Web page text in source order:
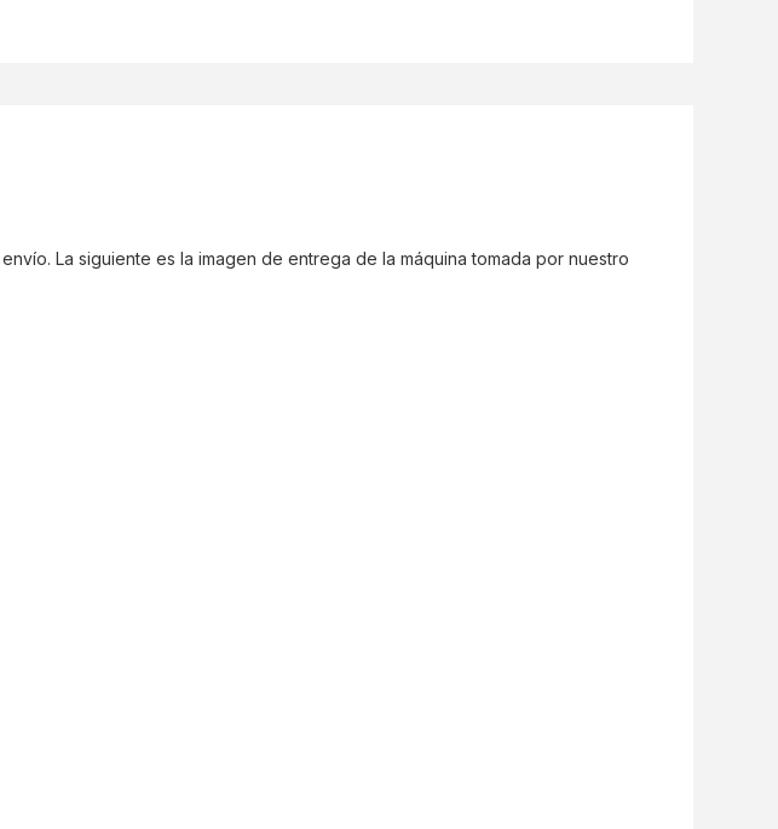
La siguiente es la imagen de entrega de la máquina tomada por nuestro